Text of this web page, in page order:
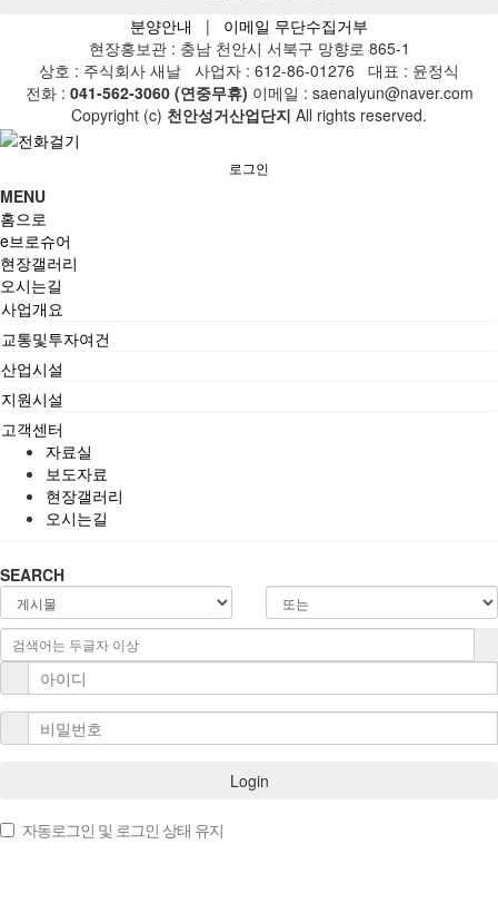
분양안내 | 이메일 무단수집거부
현장홍보관 : 충남 천안시 서북구 망향로 865-1
상호 : 주식회사 새날 사업자 : 612-86-01276
대표 : 윤정식
전화 : 041-562-3060 (연중무휴) 이메일 : saenalyun@naver.com
Copyright (c) 천안성거산업단지 All rights reserved.
로그인
MENU
홈으로
e브로슈어
현장갤러리
오시는길
사업개요
교통및투자여건
산업시설
지원시설
고객센터
자료실
보도자료
현장갤러리
오시는길
SEARCH
Login
자동로그인 및 로그인 상태 유지